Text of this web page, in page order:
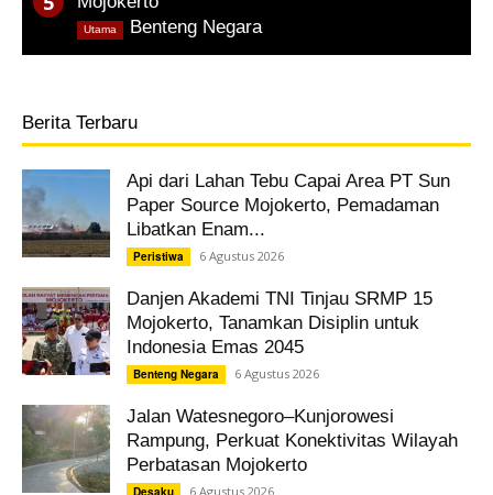
Benteng Negara
Utama
Berita Terbaru
Api dari Lahan Tebu Capai Area PT Sun
Paper Source Mojokerto, Pemadaman
Libatkan Enam...
Peristiwa 6 Agustus 2026
Danjen Akademi TNI Tinjau SRMP 15
Mojokerto, Tanamkan Disiplin untuk
Indonesia Emas 2045
Benteng Negara 6 Agustus 2026
Jalan Watesnegoro–Kunjorowesi
Rampung, Perkuat Konektivitas Wilayah
Perbatasan Mojokerto
Desaku 6 Agustus 2026